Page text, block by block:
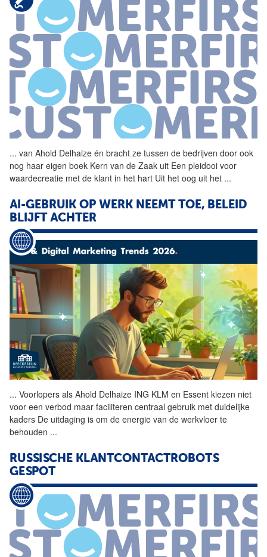
... van Ahold Delhaize én bracht ze tussen de bedrijven door ook
nog haar eigen boek Kern van de Zaak uit Een pleidooi voor
waardecreatie met de klant in het hart Uit het oog uit het ...
AI-GEBRUIK OP WERK NEEMT TOE, BELEID
BLIJFT ACHTER
... Voorlopers als Ahold Delhaize ING KLM en Essent kiezen niet
voor een verbod maar faciliteren centraal gebruik met duidelijke
kaders De uitdaging is om de energie van de werkvloer te
behouden ...
RUSSISCHE KLANTCONTACTROBOTS
GESPOT